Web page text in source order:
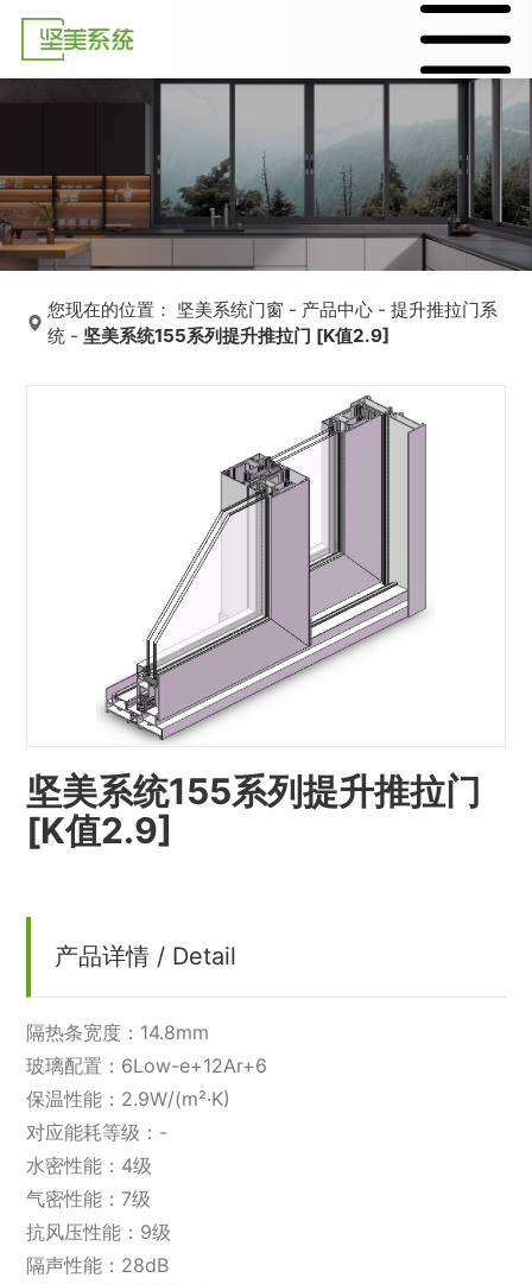
您现在的位置： 坚美系统门窗 - 产品中心 -提升推拉门系
统 - 坚美系统155系列提升推拉门 [K值2.9]
坚美系统155系列提升推拉门
[K值2.9]
产品详情 / Detail
隔热条宽度：14.8mm
玻璃配置：6Low-e+12Ar+6
保温性能：2.9W/(m²·K)
对应能耗等级：-
水密性能：4级
气密性能：7级
抗风压性能：9级
隔声性能：28dB